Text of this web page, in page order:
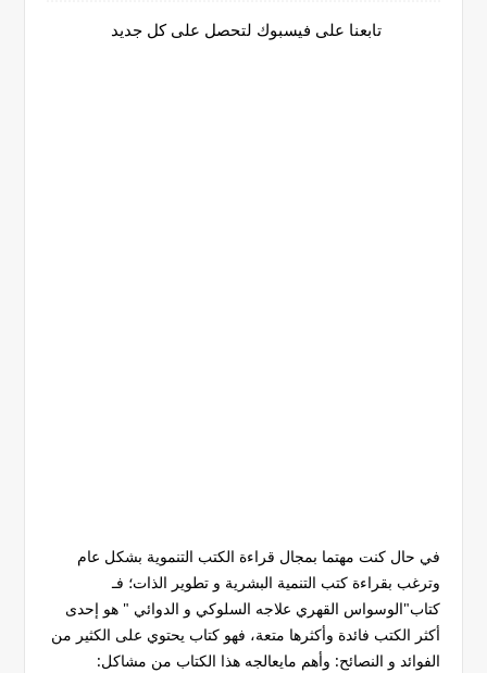
تابعنا على فيسبوك لتحصل على كل جديد
في حال كنت مهتما بمجال قراءة الكتب التنموية بشكل عام
وترغب بقراءة كتب التنمية البشرية و تطوير الذات؛ فـ
كتاب"الوسواس القهري علاجه السلوكي و الدوائي " هو إحدى
أكثر الكتب فائدة وأكثرها متعة، فهو كتاب يحتوي على الكثير من
الفوائد و النصائح: وأهم مايعالجه هذا الكتاب من مشاكل: